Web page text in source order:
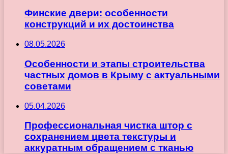
Финские двери: особенности
конструкций и их достоинства
08.05.2026
Особенности и этапы строительства
частных домов в Крыму с актуальными
советами
05.04.2026
Профессиональная чистка штор с
сохранением цвета текстуры и
аккуратным обращением с тканью